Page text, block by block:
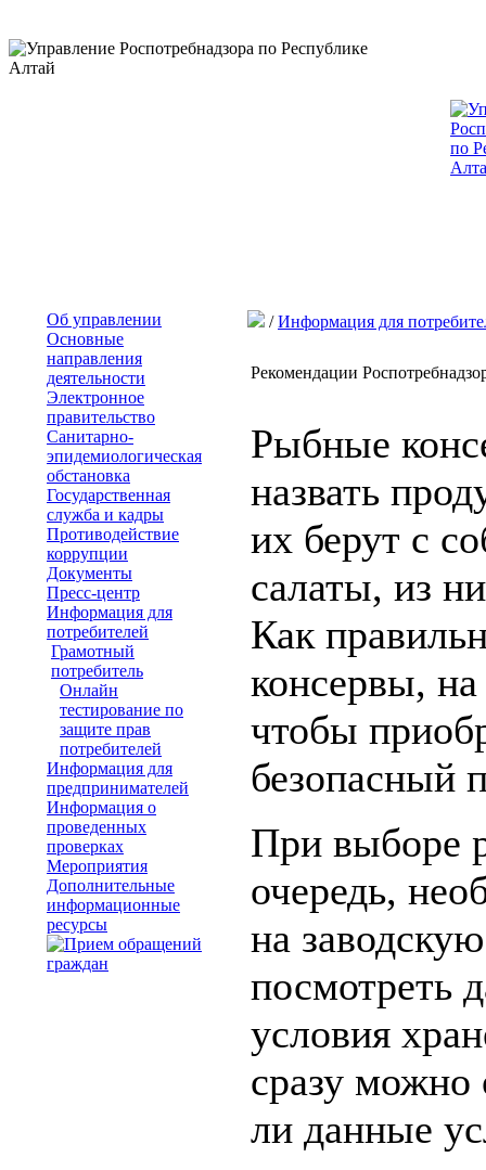
Об управлении
Основные
направления
деятельности
Электронное
правительство
Санитарно-
эпидемиологическая
обстановка
Государственная
служба и кадры
Противодействие
коррупции
Документы
Пресс-центр
Информация для
потребителей
Грамотный
потребитель
Онлайн
тестирование по
защите прав
потребителей
Информация для
предпринимателей
Информация о
проведенных
проверках
Мероприятия
Дополнительные
информационные
ресурсы
/Информация для
Рекомендации
Рыбные
назвать
их берут с
салаты, из
Как
консервы,
чтобы
безопасный
При выборе
очередь,
на
посмотреть
условия
сразу можно
ли данные